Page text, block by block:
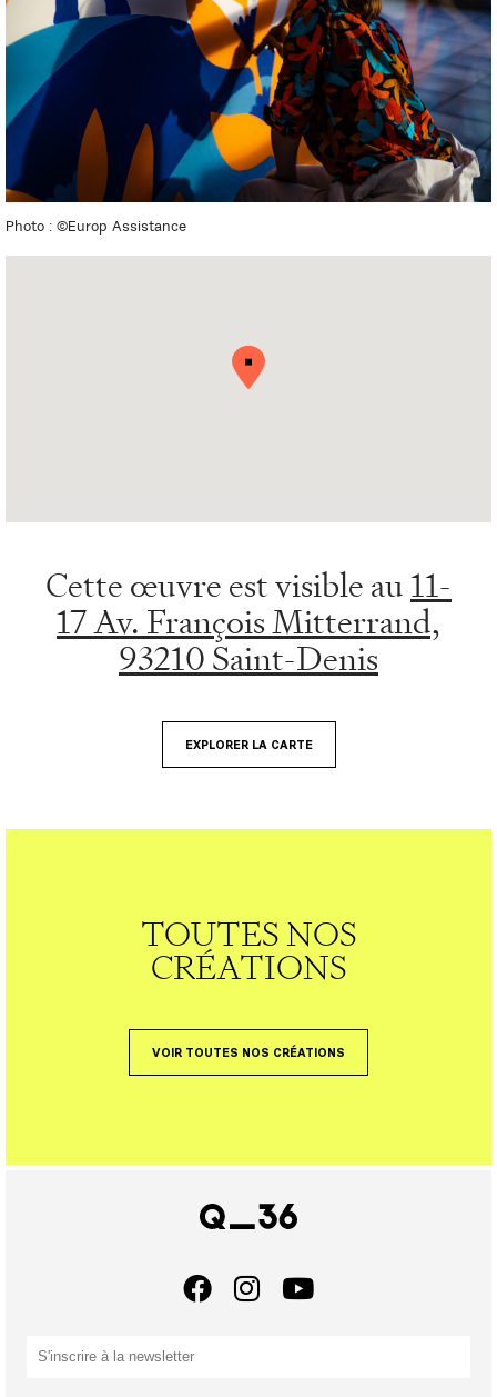
Photo : ©Europ Assistance
Cette œuvre est visible au11-
17 Av. François Mitterrand,
93210 Saint-Denis
EXPLORER LA CARTE
TOUTES NOS
CRÉATIONS
VOIR TOUTES NOS CRÉATIONS